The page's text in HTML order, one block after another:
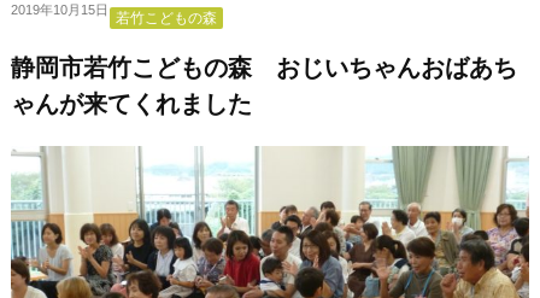
2019年10月15日 若竹こどもの森
静岡市若竹こどもの森 おじいちゃんおばあち
ゃんが来てくれました